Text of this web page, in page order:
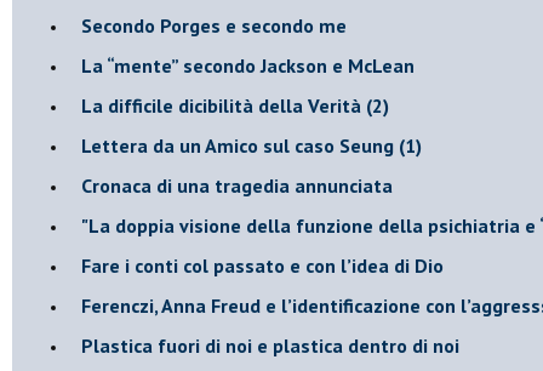
​Secondo Porges e secondo me
​La “mente” secondo Jackson e McLean
La difficile dicibilità della Verità (2)
​Lettera da un Amico sul caso Seung (1)
​Cronaca di una tragedia annunciata
"​La doppia visione della funzione della psichiatria e
​Fare i conti col passato e con l’idea di Dio
​Ferenczi, Anna Freud e l’identificazione con
Plastica fuori di noi e plastica dentro di noi